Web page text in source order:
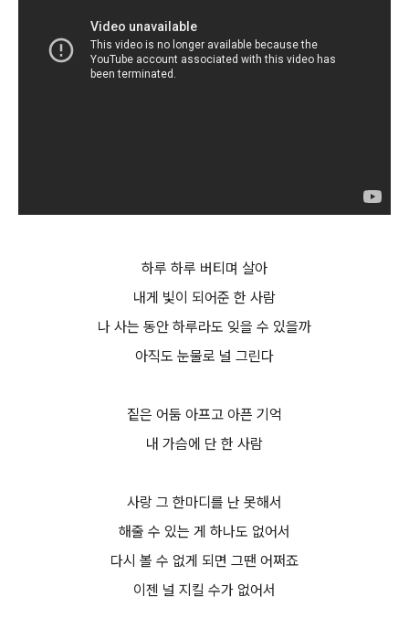
하루 하루 버티며 살아
내게 빛이 되어준 한 사람
나 사는 동안 하루라도 잊을 수 있을까
아직도 눈물로 널 그린다
짙은 어둠 아프고 아픈 기억
내 가슴에 단 한 사람
사랑 그 한마디를 난 못해서
해줄 수 있는 게 하나도 없어서
다시 볼 수 없게 되면 그땐 어쩌죠
이젠 널 지킬 수가 없어서